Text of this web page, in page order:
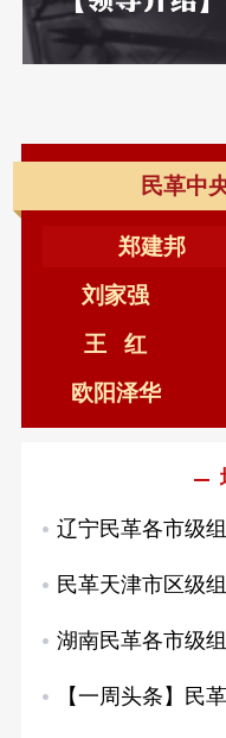
郑建邦
刘家强
王 红
欧阳泽华
辽宁民革各市级
民革天津市区级
湖南民革各市级
【一周头条】民